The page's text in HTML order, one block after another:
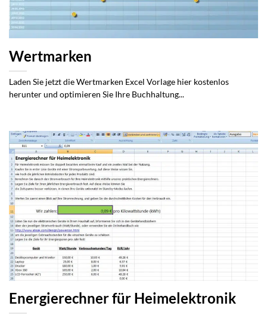
Wertmarken
Laden Sie jetzt die Wertmarken Excel Vorlage hier kostenlos
herunter und optimieren Sie Ihre Buchhaltung...
Energierechner für Heimelektronik